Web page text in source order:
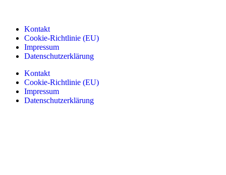
Kontakt
Cookie-Richtlinie (EU)
Impressum
Datenschutzerklärung
Kontakt
Cookie-Richtlinie (EU)
Impressum
Datenschutzerklärung